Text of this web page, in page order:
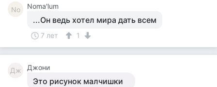
No Noma'lum
...Он ведь хотел мира дать всем
7 лет 1
Дж Джони
Это рисунок малчишки